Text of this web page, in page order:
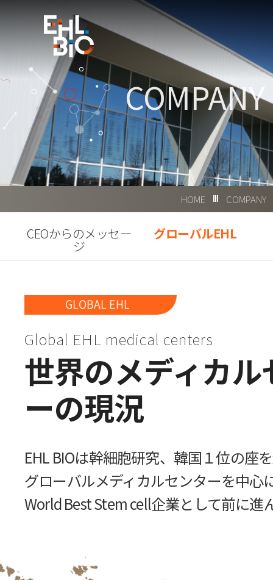
COMPANY
HOME COMPANY
CEOからのメッセー
ジ
グローバルEHL
GLOBAL EHL
Global EHL medical centers
世界のメディカル
ーの現況
EHL BIOは幹細胞研究、韓国１位の座
グローバルメディカルセンターを中心
World Best Stem cell企業として前に進